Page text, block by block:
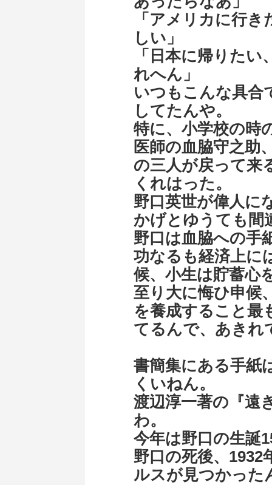
「アメリカに行
しい」
「日本に帰りた
れへん」
いつもこんな具合
してたんや。
特に、小学校の時
医師の血脇守之助
の三人が戻って来
くれはった。
野口英世が偉人に
かげとゆうても間
野口は血脇への手
功なるも経済上に
候、小生は貯蓄心
至り大に悔ひ申候
を養成すること最
てるんで、あきれ
書簡集にある手紙
くいねん。
渡辺淳一著の『遠
わ。
今年は野口の生誕
野口の死後、1932
ルスが見つかった